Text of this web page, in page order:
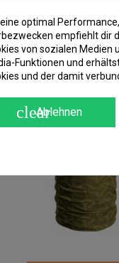
optimal
empfiehlt dir
von sozialen Medien
Funktionen und
und der damit
clearAblehnen